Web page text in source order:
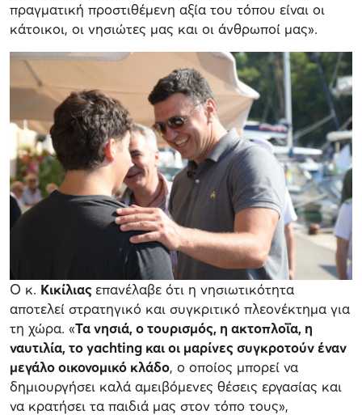
πραγματική προστιθέμενη αξία του τόπου είναι οι
κάτοικοι, οι νησιώτες μας και οι άνθρωποί μας».
Ο κ. Κικίλιας επανέλαβε ότι η νησιωτικότητα
αποτελεί στρατηγικό και συγκριτικό πλεονέκτημα για
τη χώρα. «Τα νησιά, ο τουρισμός, η ακτοπλοΐα, η
ναυτιλία, το yachting και οι μαρίνες συγκροτούν έναν
μεγάλο οικονομικό κλάδο, ο οποίος μπορεί να
δημιουργήσει καλά αμειβόμενες θέσεις εργασίας και
να κρατήσει τα παιδιά μας στον τόπο τους»,